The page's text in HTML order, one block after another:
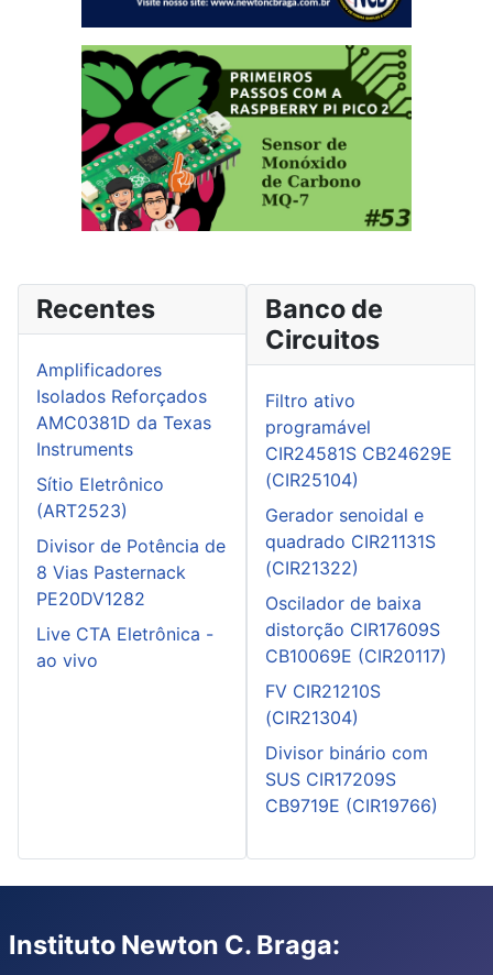
Recentes
Amplificadores
Isolados Reforçados
AMC0381D da Texas
Instruments
Sítio Eletrônico
(ART2523)
Divisor de Potência de
8 Vias Pasternack
PE20DV1282
Live CTA Eletrônica -
ao vivo
Banco de
Circuitos
Filtro ativo
programável
CIR24581S CB24629E
(CIR25104)
Gerador senoidal e
quadrado CIR21131S
(CIR21322)
Oscilador de baixa
distorção CIR17609S
CB10069E (CIR20117)
FV CIR21210S
(CIR21304)
Divisor binário com
SUS CIR17209S
CB9719E (CIR19766)
Instituto Newton C. Braga: